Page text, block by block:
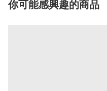
你可能感興趣的商品